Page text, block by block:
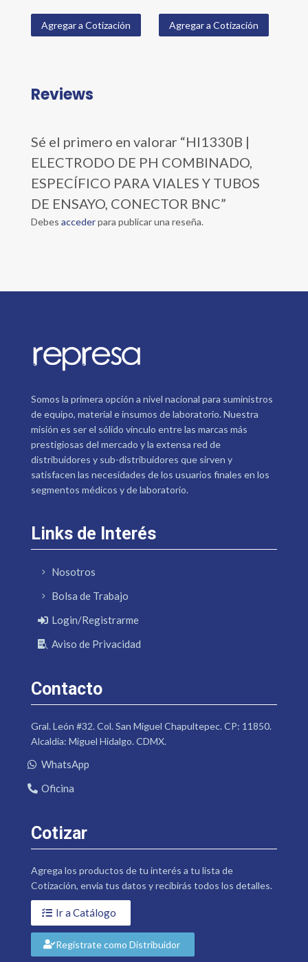
Agregar a Cotización Agregar a Cotización
Reviews
Sé el primero en valorar “HI1330B |
ELECTRODO DE PH COMBINADO,
ESPECÍFICO PARA VIALES Y TUBOS
DE ENSAYO, CONECTOR BNC”
Debes accederpara publicar una reseña.
Somos la primera opción a nivel nacional para suministros
de equipo, material e insumos de laboratorio. Nuestra
misión es ser el sólido vínculo entre las marcas más
prestigiosas del mercado y la extensa red de
distribuidores y sub-distribuidores que sirven y
satisfacen las necesidades de los usuarios finales en los
segmentos médicos y de laboratorio.
Links de Interés
Nosotros
Bolsa de Trabajo
Login/Registrarme
Aviso de Privacidad
Contacto
Gral. León #32. Col. San Miguel Chapultepec. CP: 11850.
Alcaldía: Miguel Hidalgo. CDMX.
WhatsApp
Oficina
Cotizar
Agrega los productos de tu interés a tu lista de
Cotización, envía tus datos y recibirás todos los detalles.
Ir a Catálogo
Regístrate como Distribuidor